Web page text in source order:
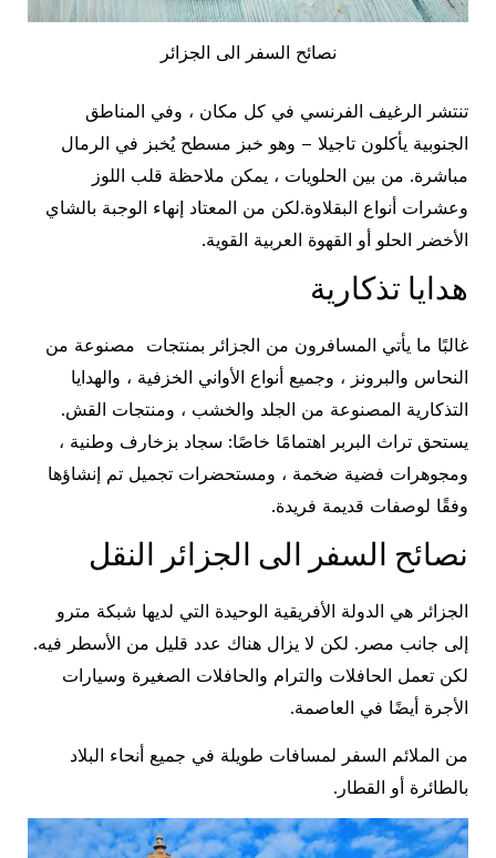
نصائح السفر الى الجزائر
تنتشر الرغيف الفرنسي في كل مكان ، وفي المناطق
الجنوبية يأكلون تاجيلا – وهو خبز مسطح يُخبز في الرمال
مباشرة. من بين الحلويات ، يمكن ملاحظة قلب اللوز
وعشرات أنواع البقلاوة.لكن من المعتاد إنهاء الوجبة بالشاي
الأخضر الحلو أو القهوة العربية القوية.
هدايا تذكارية
غالبًا ما يأتي المسافرون من الجزائر بمنتجات مصنوعة من
النحاس والبرونز ، وجميع أنواع الأواني الخزفية ، والهدايا
التذكارية المصنوعة من الجلد والخشب ، ومنتجات القش.
يستحق تراث البربر اهتمامًا خاصًا: سجاد بزخارف وطنية ،
ومجوهرات فضية ضخمة ، ومستحضرات تجميل تم إنشاؤها
وفقًا لوصفات قديمة فريدة.
نصائح السفر الى الجزائر النقل
الجزائر هي الدولة الأفريقية الوحيدة التي لديها شبكة مترو
إلى جانب مصر. لكن لا يزال هناك عدد قليل من الأسطر فيه.
لكن تعمل الحافلات والترام والحافلات الصغيرة وسيارات
الأجرة أيضًا في العاصمة.
من الملائم السفر لمسافات طويلة في جميع أنحاء البلاد
بالطائرة أو القطار.